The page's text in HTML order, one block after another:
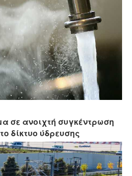
σε ανοιχτή συγκέντρωση
δίκτυο ύδρευσης